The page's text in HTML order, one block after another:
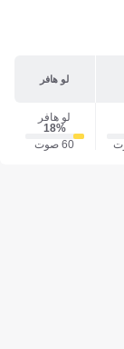
لو هافر
لو هافر
18‎%‎
60 صوت